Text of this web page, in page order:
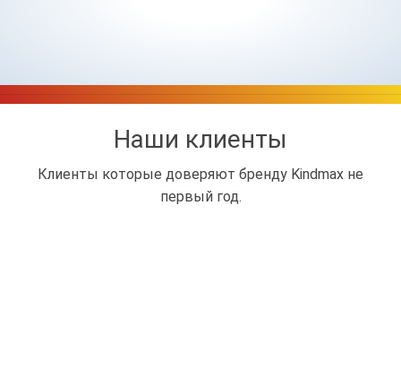
Наши клиенты
Клиенты которые доверяют бренду Kindmax не
первый год.